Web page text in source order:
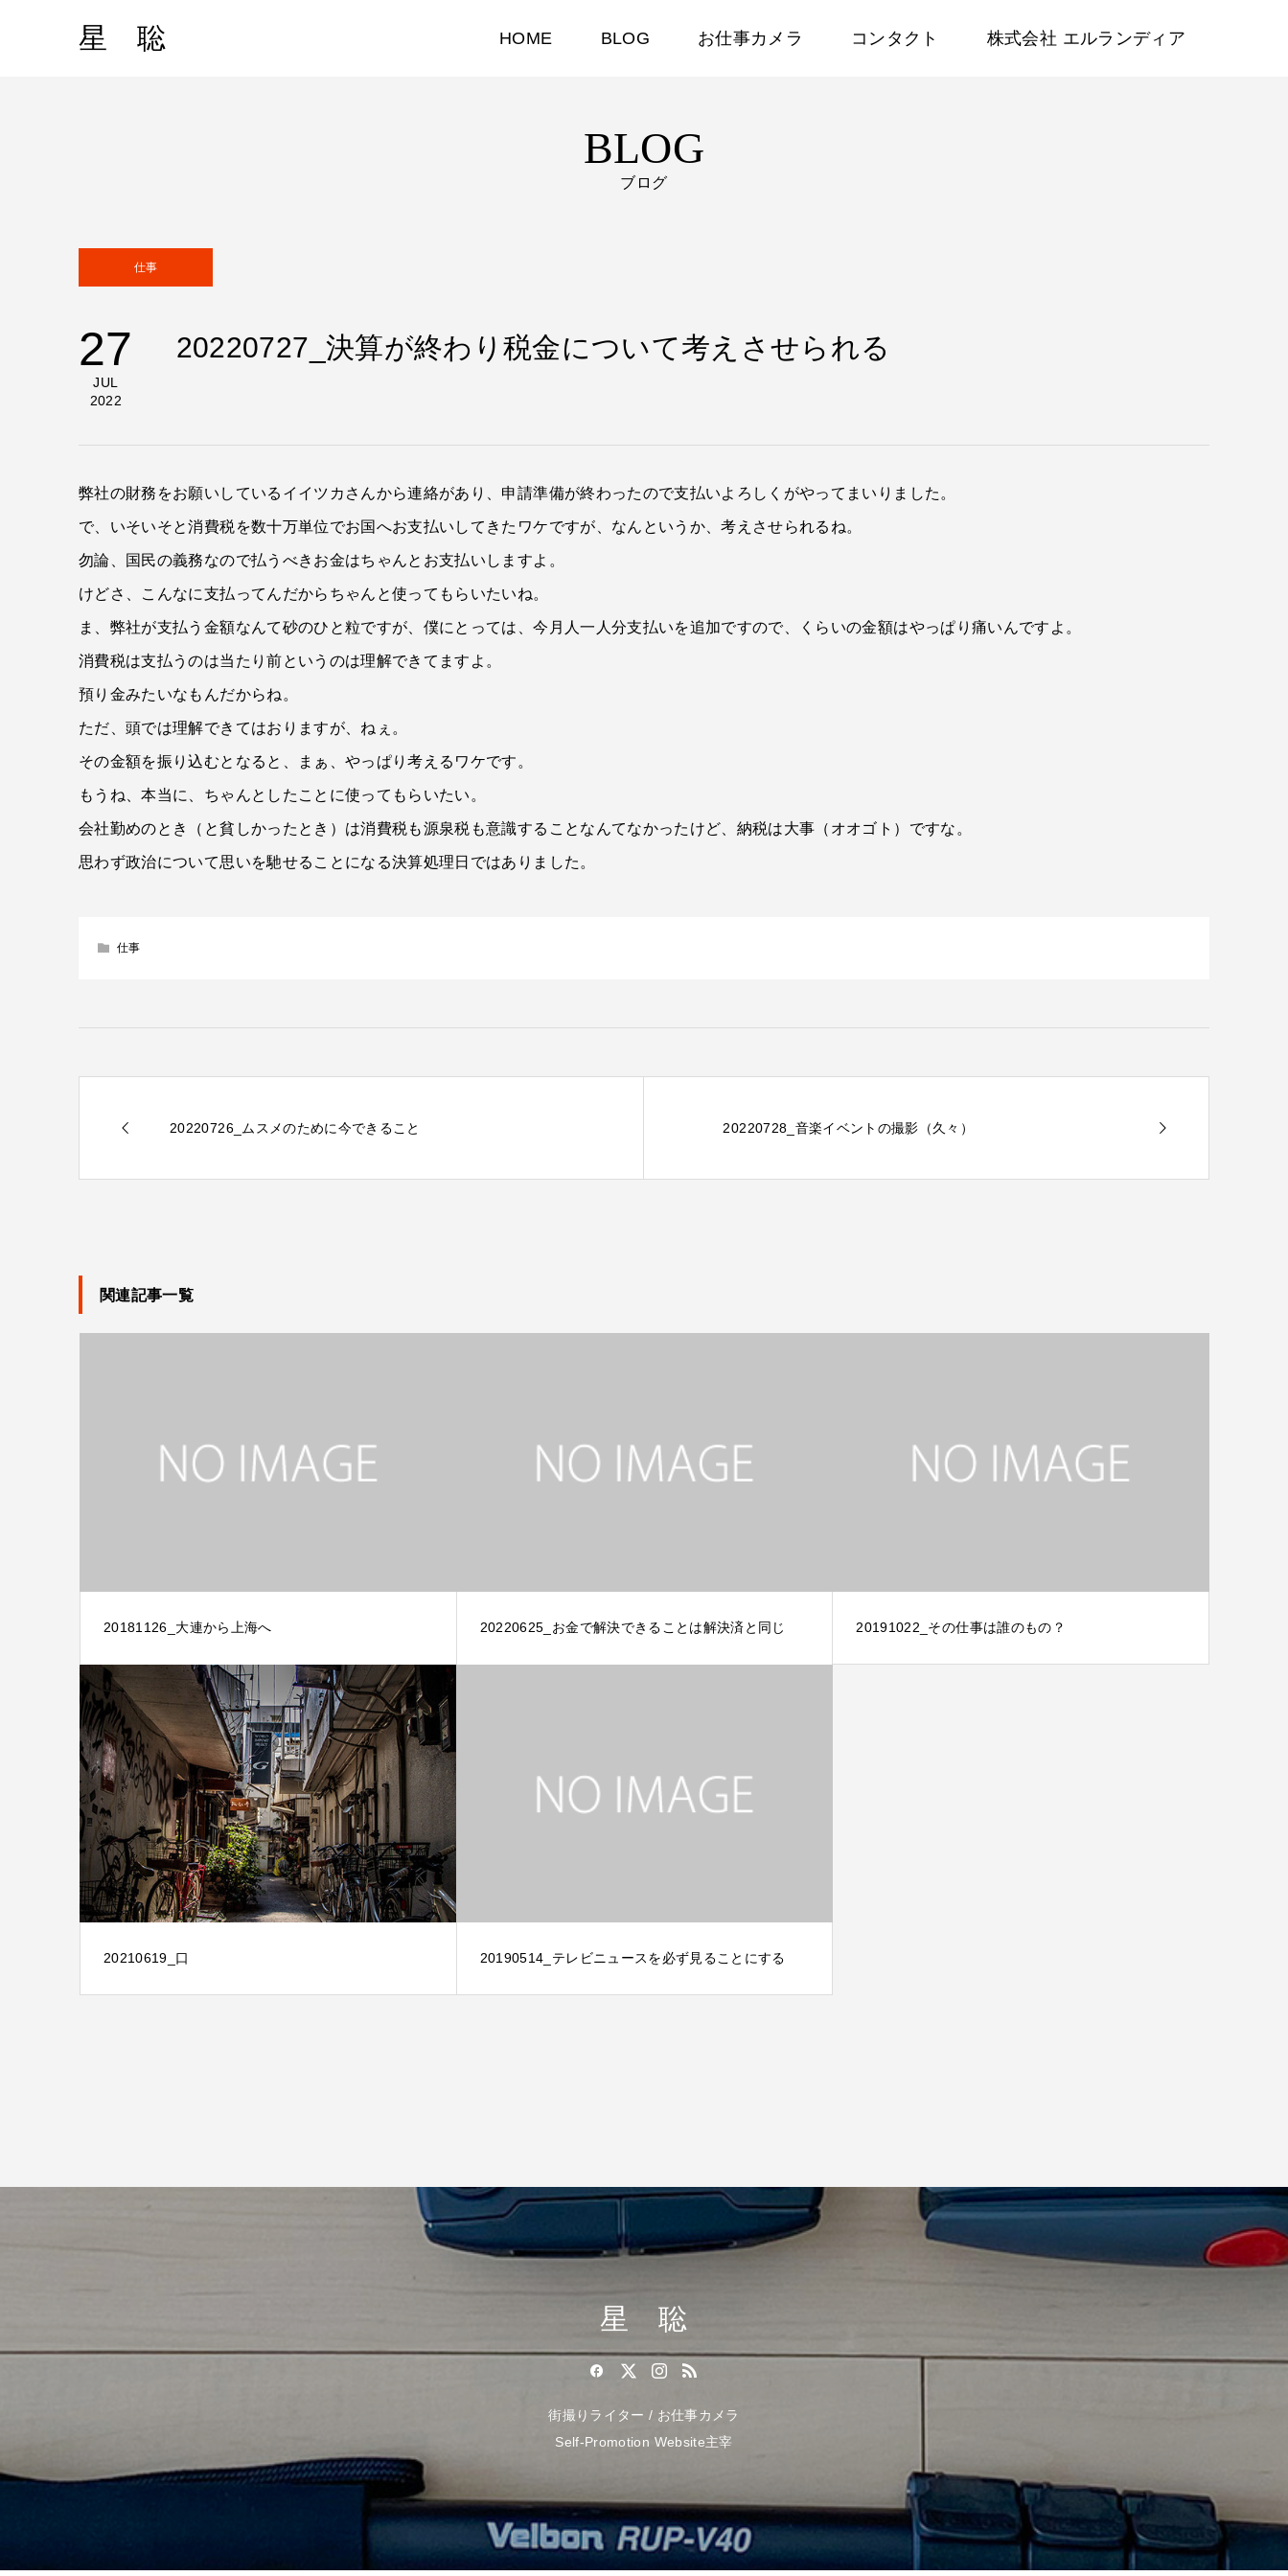
星 聡 HOME BLOG お仕事カメラ コンタクト 株式会社 エルランディア
BLOG
ブログ
仕事
27
JUL
2022
20220727_決算が終わり税金について考えさせられる
弊社の財務をお願いしているイイツカさんから連絡があり、申請準備が終わったので支払いよろしくがやってまいりました。
で、いそいそと消費税を数十万単位でお国へお支払いしてきたワケですが、なんというか、考えさせられるね。
勿論、国民の義務なので払うべきお金はちゃんとお支払いしますよ。
けどさ、こんなに支払ってんだからちゃんと使ってもらいたいね。
ま、弊社が支払う金額なんて砂のひと粒ですが、僕にとっては、今月人一人分支払いを追加ですので、くらいの金額はやっぱり痛いんですよ。
消費税は支払うのは当たり前というのは理解できてますよ。
預り金みたいなもんだからね。
ただ、頭では理解できてはおりますが、ねぇ。
その金額を振り込むとなると、まぁ、やっぱり考えるワケです。
もうね、本当に、ちゃんとしたことに使ってもらいたい。
会社勤めのとき（と貧しかったとき）は消費税も源泉税も意識することなんてなかったけど、納税は大事（オオゴト）ですな。
思わず政治について思いを馳せることになる決算処理日ではありました。
仕事
20220726_ムスメのために今できること 20220728_音楽イベントの撮影（久々）
関連記事一覧
20181126_大連から上海へ 20220625_お金で解決できることは解決済と同じ 20191022_その仕事は誰のもの？
20210619_口 20190514_テレビニュースを必ず見ることにする
星 聡
街撮りライター / お仕事カメラ
Self-Promotion Website主宰